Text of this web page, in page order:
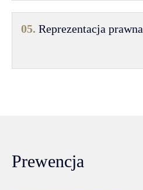
05. Reprezentacja prawna
Prewencja